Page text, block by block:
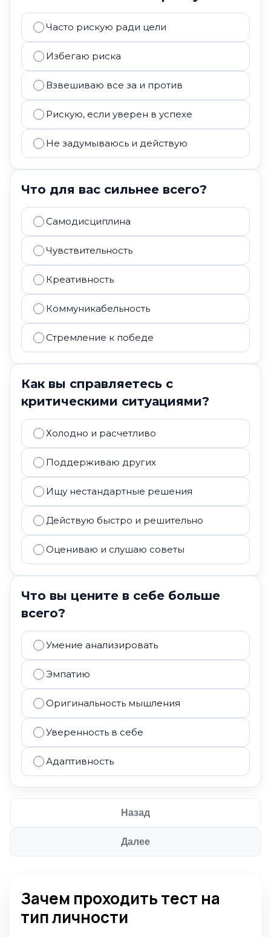
Часто рискую ради цели
Избегаю риска
Взвешиваю все за и против
Рискую, если уверен в успехе
Не задумываюсь и действую
Что для вас сильнее всего?
Самодисциплина
Чувствительность
Креативность
Коммуникабельность
Стремление к победе
Как вы справляетесь с
критическими ситуациями?
Холодно и расчетливо
Поддерживаю других
Ищу нестандартные решения
Действую быстро и решительно
Оцениваю и слушаю советы
Что вы цените в себе больше
всего?
Умение анализировать
Эмпатию
Оригинальность мышления
Уверенность в себе
Адаптивность
Назад
Далее
Зачем проходить тест на
тип личности